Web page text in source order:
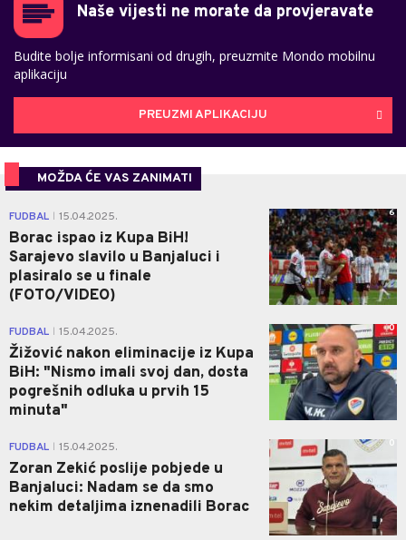
Naše vijesti ne morate da provjeravate
Budite bolje informisani od drugih, preuzmite Mondo mobilnu
aplikaciju
PREUZMI APLIKACIJU
MOŽDA ĆE VAS ZANIMATI
FUDBAL 15.04.2025.
Borac ispao iz Kupa BiH!
Sarajevo slavilo u Banjaluci i
plasiralo se u finale
(FOTO/VIDEO)
6
FUDBAL 15.04.2025.
Žižović nakon eliminacije iz Kupa
BiH: "Nismo imali svoj dan, dosta
pogrešnih odluka u prvih 15
minuta"
0
FUDBAL 15.04.2025.
Zoran Zekić poslije pobjede u
Banjaluci: Nadam se da smo
nekim detaljima iznenadili Borac
0